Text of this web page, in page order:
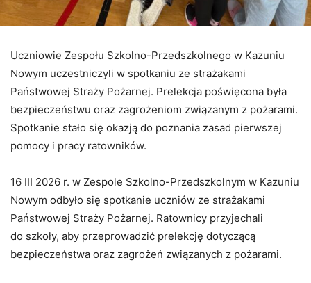
Uczniowie Zespołu Szkolno-Przedszkolnego w Kazuniu
Nowym uczestniczyli w spotkaniu ze strażakami
Państwowej Straży Pożarnej. Prelekcja poświęcona była
bezpieczeństwu oraz zagrożeniom związanym z pożarami.
Spotkanie stało się okazją do poznania zasad pierwszej
pomocy i pracy ratowników.
16 III 2026 r. w Zespole Szkolno-Przedszkolnym w Kazuniu
Nowym odbyło się spotkanie uczniów ze strażakami
Państwowej Straży Pożarnej. Ratownicy przyjechali
do szkoły, aby przeprowadzić prelekcję dotyczącą
bezpieczeństwa oraz zagrożeń związanych z pożarami.